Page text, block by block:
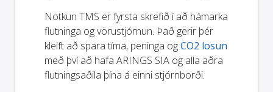
Notkun TMS er fyrsta skrefið í að hámarka
flutninga og vörustjórnun. Það gerir þér
kleift að spara tíma, peninga ogCO2 losun
með því að hafa ARINGS SIA og alla aðra
flutningsaðila þína á einni stjórnborði.